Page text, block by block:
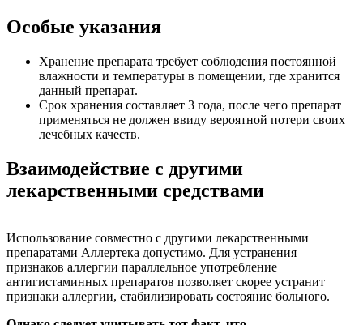
Особые указания
Хранение препарата требует соблюдения постоянной
влажности и температуры в помещении, где хранится
данный препарат.
Срок хранения составляет 3 года, после чего препарат
применяться не должен ввиду вероятной потери своих
лечебных качеств.
Взаимодействие с другими
лекарственными средствами
Использование совместно с другими лекарственными
препаратами Аллертека допустимо. Для устранения
признаков аллергии параллельное употребление
антигистаминных препаратов позволяет скорее устранит
признаки аллергии, стабилизировать состояние больного.